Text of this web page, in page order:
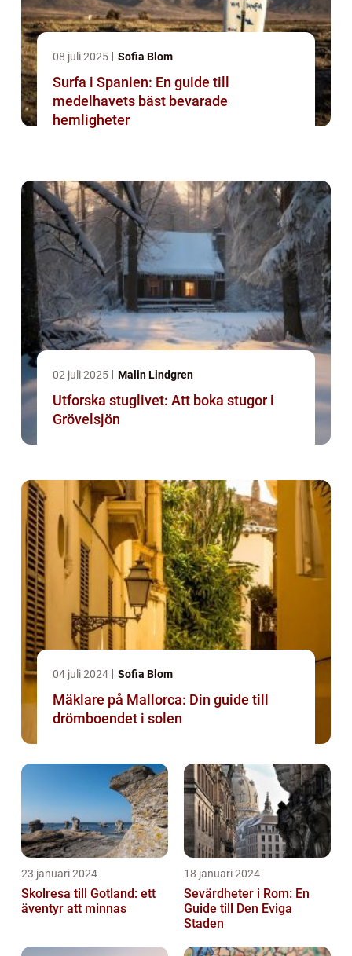
08 juli 2025 Sofia Blom
Surfa i Spanien: En guide till
medelhavets bäst bevarade
hemligheter
02 juli 2025 Malin Lindgren
Utforska stuglivet: Att boka stugor i
Grövelsjön
04 juli 2024 Sofia Blom
Mäklare på Mallorca: Din guide till
drömboendet i solen
23 januari 2024
Skolresa till Gotland: ett
äventyr att minnas
18 januari 2024
Sevärdheter i Rom: En
Guide till Den Eviga
Staden